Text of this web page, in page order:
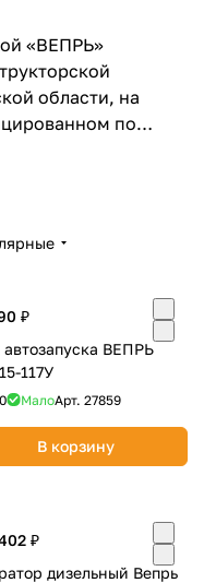
«ВЕПРЬ»
области, на
по
9001.
обеспечить
ведущих
решения,
гарантирует
любого
двигателей и
комплекс услуг
₽
автозапуска ВЕПРЬ
117У
0 МалоАрт. 27859
В корзину
₽
дизельный Вепрь
25